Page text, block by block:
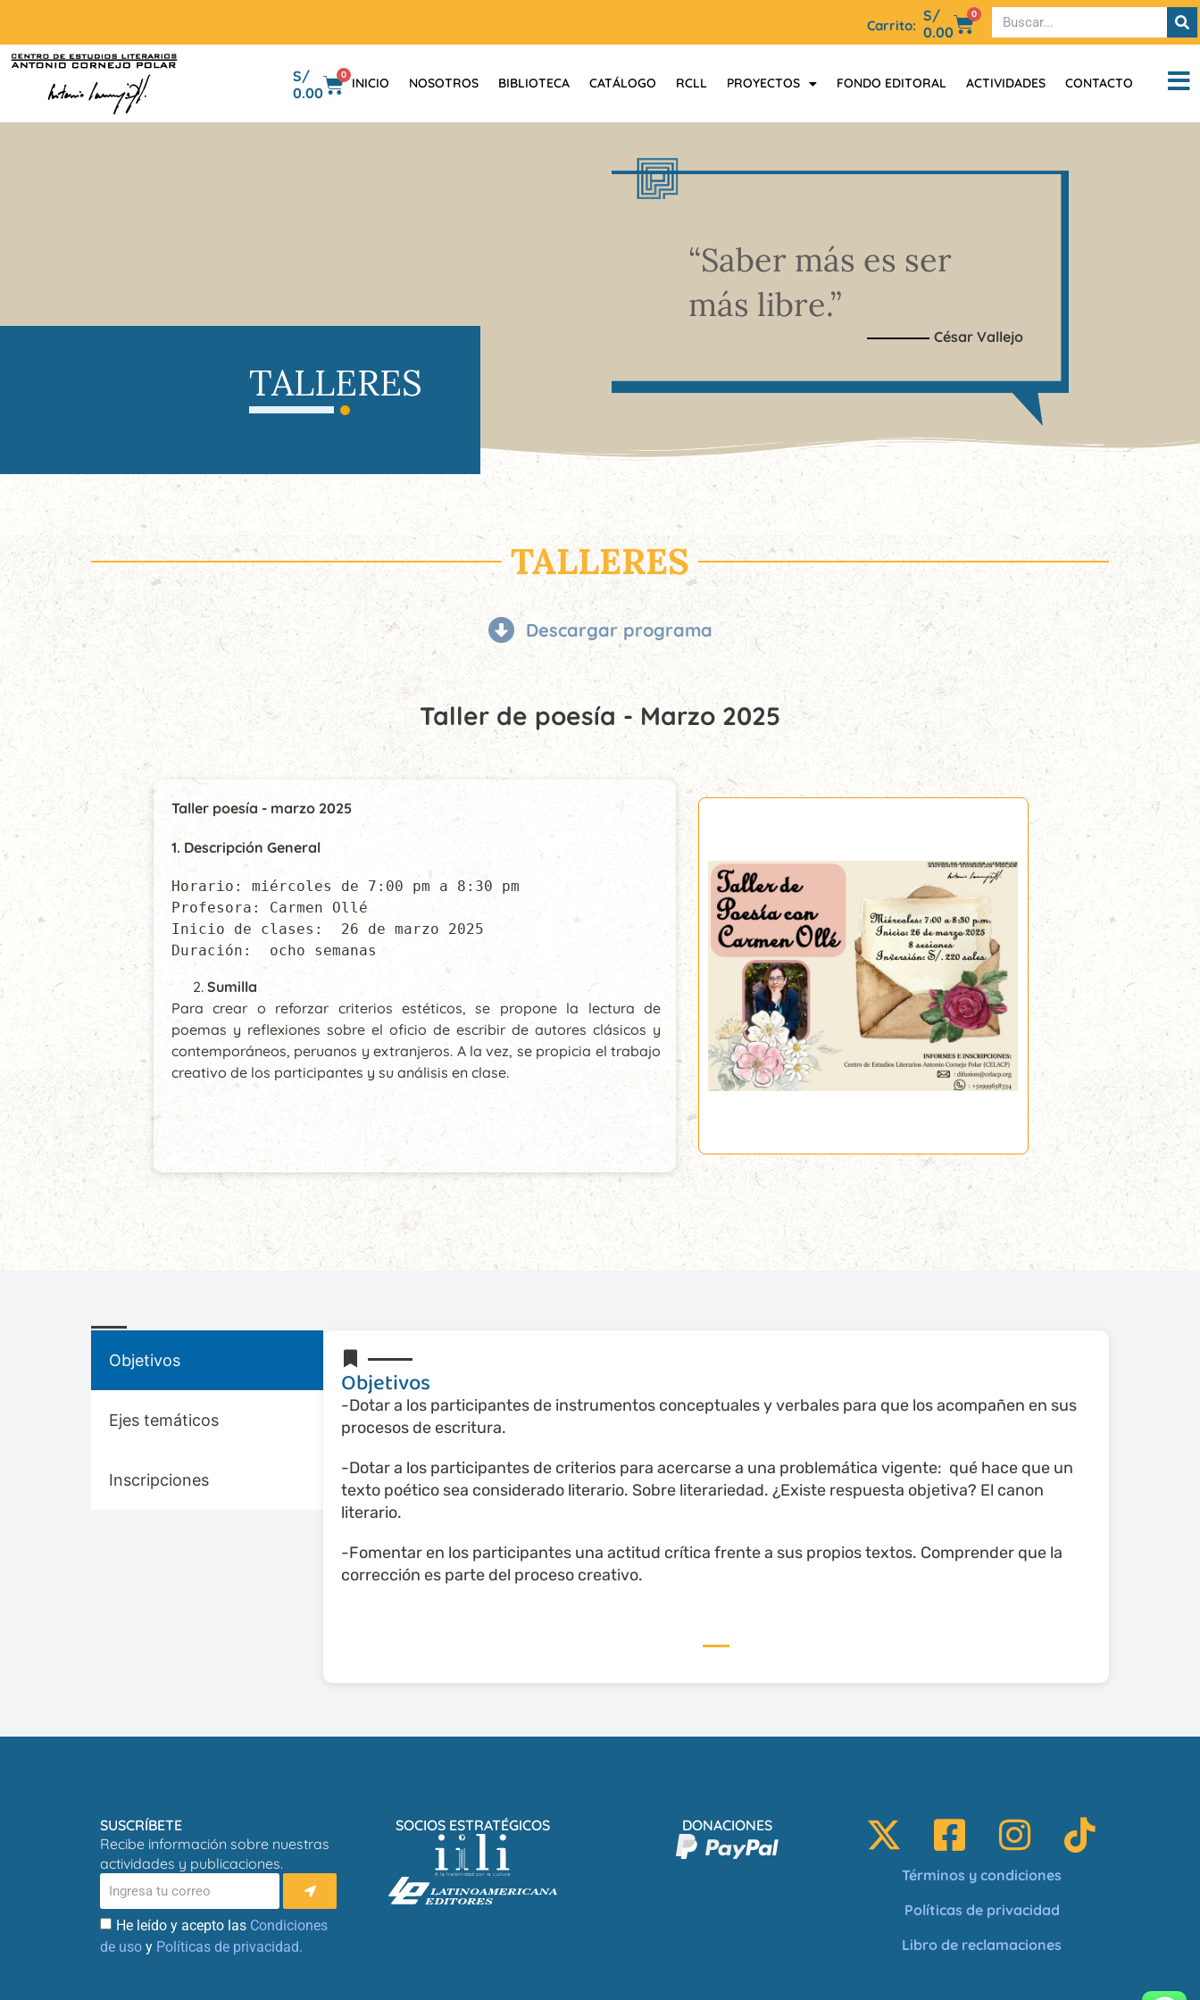
Carrito:
S/
0.00
0
S/
0.00
0
INICIO NOSOTROS BIBLIOTECA CATÁLOGO RCLL PROYECTOS FONDO EDITORAL ACTIVIDADES CONTACTO
TALLERES
“Saber más es ser
más libre.”
César Vallejo
TALLERES
Descargar programa
Taller de poesía - Marzo 2025
Taller poesía - marzo 2025
1. Descripción General
Horario: miércoles de 7:00 pm a 8:30 pm
Profesora: Carmen Ollé
Inicio de clases:  26 de marzo 2025
Duración:  ocho semanas
Sumilla
Para crear o reforzar criterios estéticos, se propone la lectura de
poemas y reflexiones sobre el oficio de escribir de autores clásicos y
contemporáneos, peruanos y extranjeros. A la vez, se propicia el trabajo
creativo de los participantes y su análisis en clase.
Objetivos
Ejes temáticos
Inscripciones
Objetivos
-Dotar a los participantes de instrumentos conceptuales y verbales para que los acompañen en sus
procesos de escritura.
-Dotar a los participantes de criterios para acercarse a una problemática vigente: qué hace que un
texto poético sea considerado literario. Sobre literariedad. ¿Existe respuesta objetiva? El canon
literario.
-Fomentar en los participantes una actitud crítica frente a sus propios textos. Comprender que la
corrección es parte del proceso creativo.
SUSCRÍBETE
Recibe información sobre nuestras
actividades y publicaciones.
He leído y acepto las Condiciones
de uso y Políticas de privacidad.
SOCIOS ESTRATÉGICOS DONACIONES
Términos y condiciones
Políticas de privacidad
Libro de reclamaciones